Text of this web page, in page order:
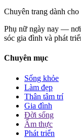
Chuyên trang dành cho
Phụ nữ ngày nay — nơi
sóc gia đình và phát
Chuyên mục
Sống khỏe
Làm đẹp
Thân tâm trí
Gia đình
Đời sống
Ẩm thực
Phát triển